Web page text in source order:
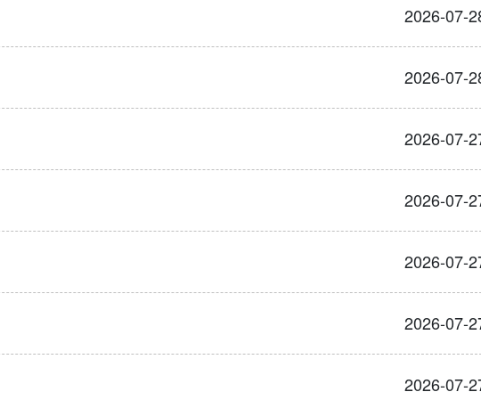
2026-07-
2026-07-
2026-07-
2026-07-
2026-07-
2026-07-
2026-07-